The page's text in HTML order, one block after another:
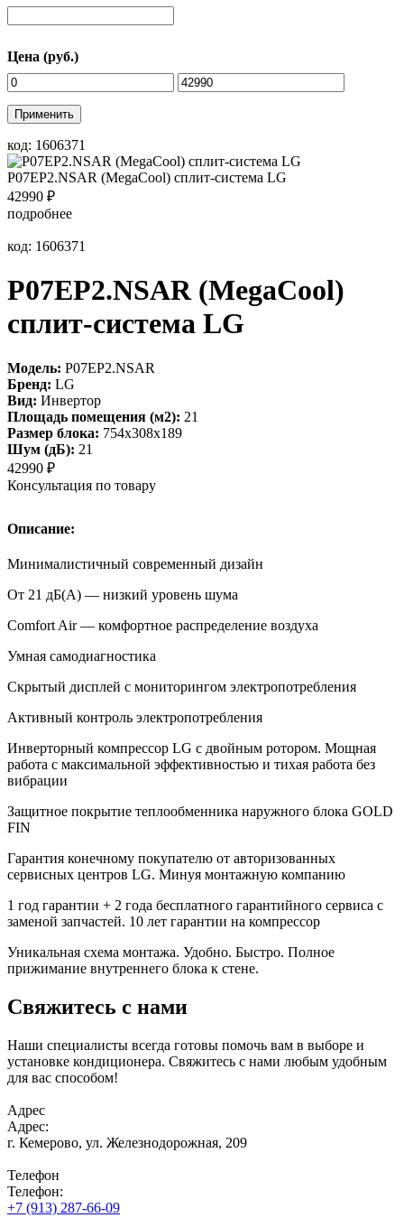
Цена (руб.)
Применить
код: 1606371
P07EP2.NSAR (MegaCool) сплит-система LG
42990 ₽
подробнее
код: 1606371
P07EP2.NSAR (MegaCool)
сплит-система LG
Модель: P07EP2.NSAR
Бренд: LG
Вид: Инвертор
Площадь помещения (м2): 21
Размер блока: 754x308x189
Шум (дБ): 21
42990 ₽
Консультация по товару
Описание:
Минималистичный современный дизайн
От 21 дБ(А) — низкий уровень шума
Comfort Air — комфортное распределение воздуха
Умная самодиагностика
Скрытый дисплей с мониторингом электропотребления
Активный контроль электропотребления
Инверторный компрессор LG с двойным ротором. Мощная
работа с максимальной эффективностью и тихая работа без
вибрации
Защитное покрытие теплообменника наружного блока GOLD
FIN
Гарантия конечному покупателю от авторизованных
сервисных центров LG. Минуя монтажную компанию
1 год гарантии + 2 года бесплатного гарантийного сервиса с
заменой запчастей. 10 лет гарантии на компрессор
Уникальная схема монтажа. Удобно. Быстро. Полное
прижимание внутреннего блока к стене.
Свяжитесь с нами
Наши специалисты всегда готовы помочь вам в выборе и
установке кондиционера. Свяжитесь с нами любым удобным
для вас способом!
Адрес
Адрес:
г. Кемерово, ул. Железнодорожная, 209
Телефон
Телефон:
+7 (913) 287-66-09